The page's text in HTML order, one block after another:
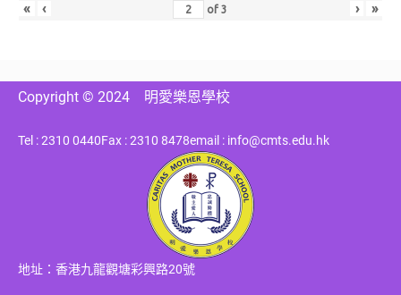
« ‹ of3 › »
Copyright © 2024 明愛樂恩學校
Tel : 2310 0440Fax : 2310 8478email : info@cmts.edu.hk
地址：香港九龍觀塘彩興路20號